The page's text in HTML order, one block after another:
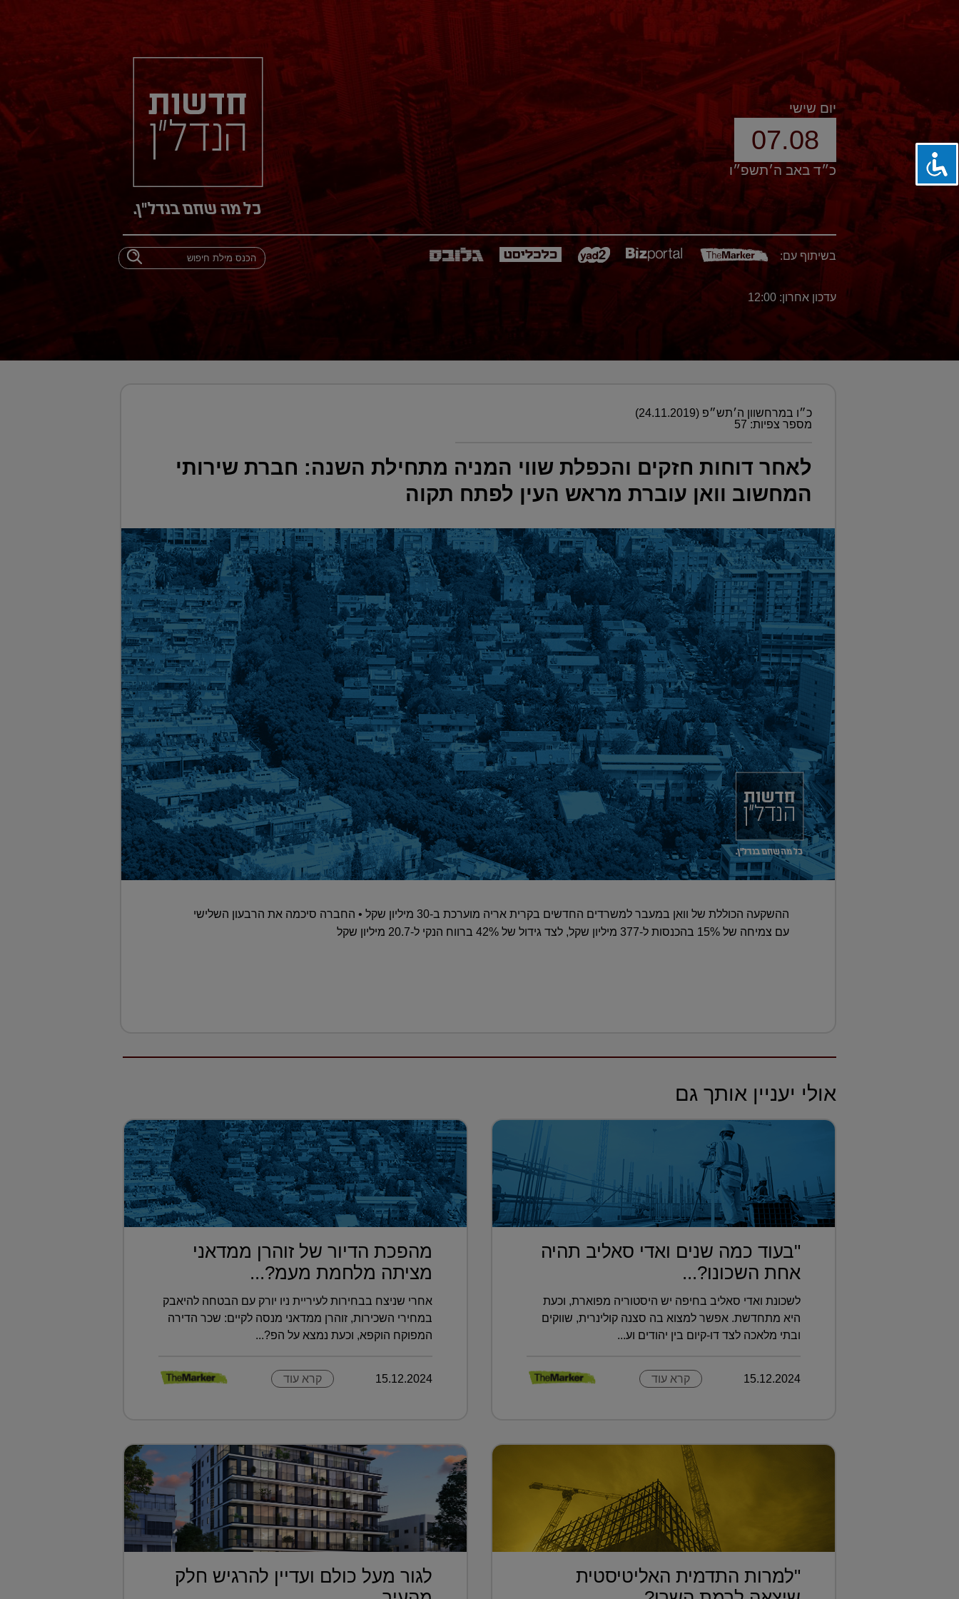
יום שישי
07.08
כ״ד באב ה׳תשפ״ו
בשיתוף עם:
עדכון אחרון: 12:00
כ״ו במרחשוון ה׳תש״פ (24.11.2019)
מספר צפיות: 57
לאחר דוחות חזקים והכפלת שווי המניה מתחילת השנה: חברת שירותי
המחשוב וואן עוברת מראש העין לפתח תקוה
ההשקעה הכוללת של וואן במעבר למשרדים החדשים בקרית אריה מוערכת ב-30 מיליון שקל • החברה סיכמה את הרבעון השלישי
עם צמיחה של 15% בהכנסות ל-377 מיליון שקל, לצד גידול של 42% ברווח הנקי ל-20.7 מיליון שקל
אולי יעניין אותך גם
"בעוד כמה שנים ואדי סאליב תהיה
אחת השכונו?...
לשכונת ואדי סאליב בחיפה יש היסטוריה מפוארת, וכעת
היא מתחדשת. אפשר למצוא בה סצנה קולינרית, שווקים
ובתי מלאכה לצד דו-קיום בין יהודים וע...
15.12.2024 קרא עוד
מהפכת הדיור של זוהרן ממדאני
מציתה מלחמת מעמ?...
אחרי שניצח בבחירות לעיריית ניו יורק עם הבטחה להיאבק
במחירי השכירות, זוהרן ממדאני מנסה לקיים: שכר הדירה
המפוקח הוקפא, וכעת נמצא על הפ?...
15.12.2024 קרא עוד
"למרות התדמית האליטיסטית
לגור מעל כולם ועדיין להרגיש חלק